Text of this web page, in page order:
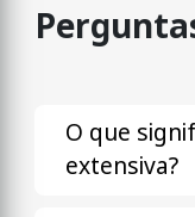
O que
extensiva?